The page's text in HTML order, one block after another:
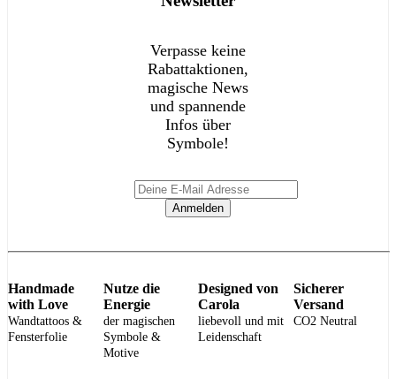
Verpasse keine
Rabattaktionen,
magische News
und spannende
Infos über
Symbole!
Anmelden
Handmade
with Love
Wandtattoos &
Fensterfolie
Nutze die
Energie
der magischen
Symbole &
Motive
Designed von
Carola
liebevoll und mit
Leidenschaft
Sicherer
Versand
CO2 Neutral